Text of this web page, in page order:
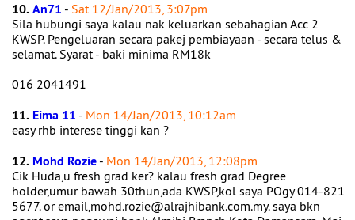
10.An71 - Sat 12/Jan/2013, 3:07pm
Sila hubungi saya kalau nak keluarkan sebahagian Acc 2
KWSP. Pengeluaran secara pakej pembiayaan - secara telus &
selamat. Syarat - baki minima RM18k
016 2041491
11. Eima 11 - Mon 14/Jan/2013, 10:12am
easy rhb interese tinggi kan ?
12. Mohd Rozie - Mon 14/Jan/2013, 12:08pm
Cik Huda,u fresh grad ker? kalau fresh grad Degree
holder,umur bawah 30thun,ada KWSP,kol saya POgy 014-821
5677. or email,mohd.rozie@alrajhibank.com.my. saya bkn